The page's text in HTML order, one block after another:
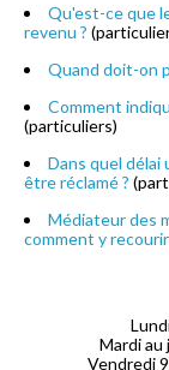
Qu'est-ce que
revenu ?
Quand doit-on
Comment
(particuliers)
Dans quel
être réclamé ?
Médiateur des
comment y recourir
Mardi au
Vendredi